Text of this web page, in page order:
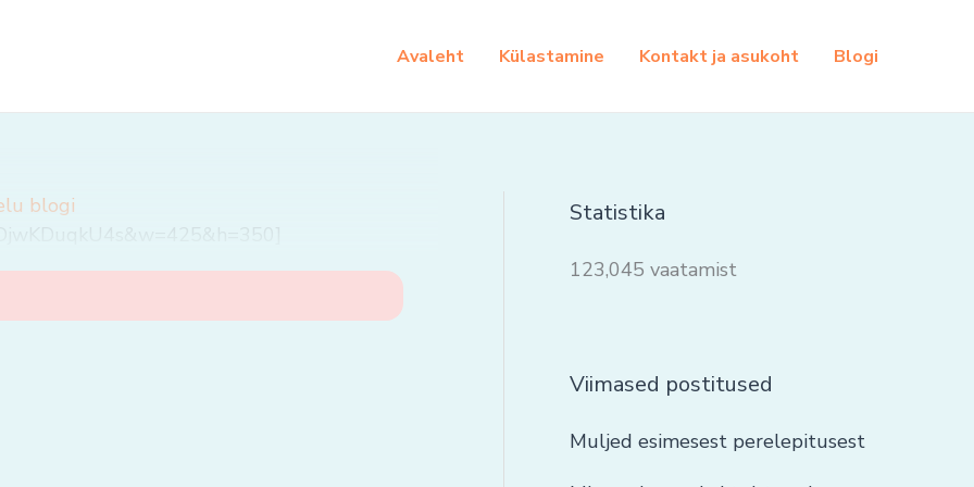
Avaleht Külastamine Kontakt ja asukoht Blogi
blogi
Statistika
123,045 vaatamist
Viimased postitused
Muljed esimesest perelepitusest